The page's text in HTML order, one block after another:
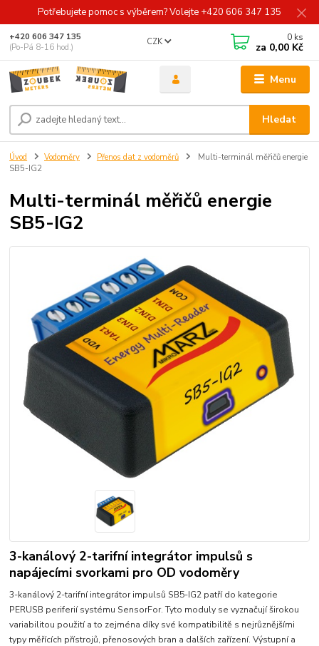
Potřebujete pomoc s výběrem? Volejte +420 606 347 135
Menu
CZK
Hledat
+420 606 347 135
(Po-Pá 8-16 hod.)
0 ks
za 0,00 Kč
Úvod Vodoměry Přenos dat z vodoměrů
Multi-terminál měřičů energie
SB5-IG2
Multi-terminál měřičů energie
SB5-IG2
3-kanálový 2-tarifní integrátor impulsů s
napájecími svorkami pro OD vodoměry
3-kanálový 2-tarifní integrátor impulsů SB5-IG2 patří do kategorie
PERUSB periferií systému SensorFor. Tyto moduly se vyznačují širokou
variabilitou použití a to zejména díky své kompatibilitě s nejrůznějšími
typy měřících přístrojů, přenosových bran a dalších zařízení. Výstupní a